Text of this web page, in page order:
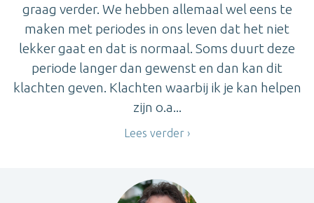
graag verder. We hebben allemaal wel eens te
maken met periodes in ons leven dat het niet
lekker gaat en dat is normaal. Soms duurt deze
periode langer dan gewenst en dan kan dit
klachten geven. Klachten waarbij ik je kan helpen
zijn o.a...
Lees verder